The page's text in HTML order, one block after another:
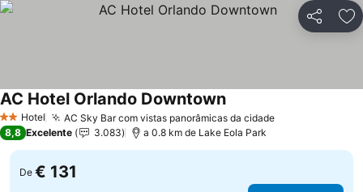
Partilhar
2 Estrelas
Hotel AC Sky Bar com vistas panorâmicas da cidadeVer preços
AC Hotel Orlando DowntownVer preços
8,8 Excelente 3.083 a 0.8 km de Lake Eola Park
De € 131